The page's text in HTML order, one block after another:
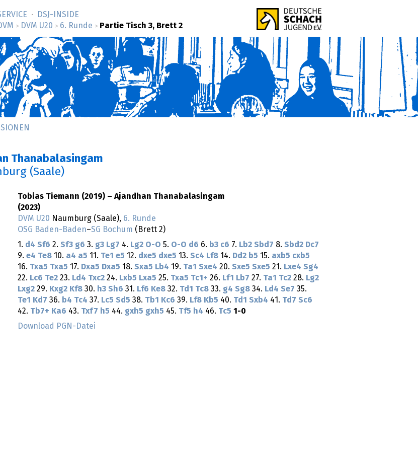
DSJ-­INSIDE
> DVM U20 > 6. Runde > Partie Tisch 3, Brett 2
Thanabalasingam
(Saale)
Tobias Tiemann (2019) – Ajandhan Thanabalasingam
(2023)
DVM U20 Naumburg (Saale), 6. Runde
OSG Baden-Baden–SG Bochum (Brett 2)
1. d4 Sf6 2. Sf3 g6 3. g3 Lg7 4. Lg2 O-O 5. O-O d6 6. b3 c6 7. Lb2 Sbd7 8. Sbd2 Dc7
9. e4 Te8 10. a4 a5 11. Te1 e5 12. dxe5 dxe5 13. Sc4 Lf8 14. Dd2 b5 15. axb5 cxb5
16. Txa5 Txa5 17. Dxa5 Dxa5 18. Sxa5 Lb4 19. Ta1 Sxe4 20. Sxe5 Sxe5 21. Lxe4 Sg4
22. Lc6 Te2 23. Ld4 Txc2 24. Lxb5 Lxa5 25. Txa5 Tc1+ 26. Lf1 Lb7 27. Ta1 Tc2 28. Lg2
Lxg2 29. Kxg2 Kf8 30. h3 Sh6 31. Lf6 Ke8 32. Td1 Tc8 33. g4 Sg8 34. Ld4 Se7 35.
Te1
Kd7 36. b4 Tc4 37. Lc5 Sd5 38. Tb1 Kc6 39. Lf8 Kb5 40. Td1 Sxb4 41. Td7 Sc6
42. Tb7+ Ka6 43. Txf7 h5 44. gxh5 gxh5 45. Tf5 h4 46. Tc5 1-0
Download PGN-Datei